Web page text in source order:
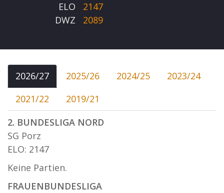
ELO
2147
DWZ
2089
2026/27 2025/26 2024/25
2023/24
2021/22
2019/21
2. BUNDESLIGA NORD
SG Porz
ELO: 2147
Keine Partien.
FRAUENBUNDESLIGA